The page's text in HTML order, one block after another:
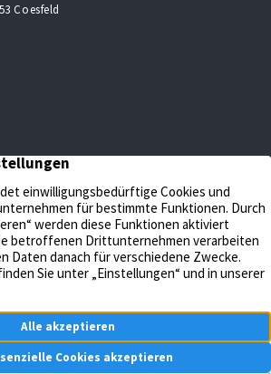
Coesfeld
Aktuelles
Kontakt
Verwalten
Unternehmen